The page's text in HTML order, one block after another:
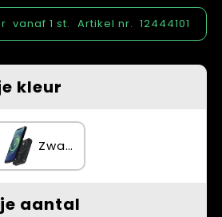
Fiets
vanaf 1 st. Artikel nr. 12444101
kleur
Zwart
aantal